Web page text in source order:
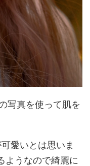
写真を使って肌を
愛いとは思いま
ようなので綺麗に